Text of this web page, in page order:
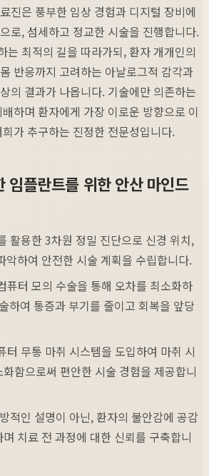
진은 풍부한 임상 경험과 디지털 장비에
로, 섬세하고 정교한 시술을 진행합니다.
는 최적의 길을 따라가되, 환자 개개인의
반응까지 고려하는 아날로그적 감각과
의 결과가 나옵니다. 기술에만 의존하는
하며 환자에게 가장 이로운 방향으로 이
가 추구하는 진정한 전문성입니다.
임플란트를 위한 안산 마인드
활용한 3차원 정밀 진단으로 신경 위치,
악하여 안전한 시술 계획을 수립합니다.
퓨터 모의 수술을 통해 오차를 최소화하
하여 통증과 부기를 줄이고 회복을 앞당
터 무통 마취 시스템을 도입하여 마취 시
함으로써 편안한 시술 경험을 제공합니
적인 설명이 아닌, 환자의 불안감에 공감
치료 전 과정에 대한 신뢰를 구축합니